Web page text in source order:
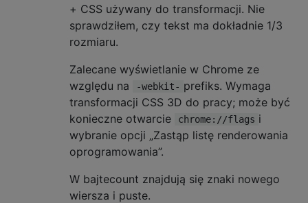
+ CSS używany do transformacji. Nie
sprawdziłem, czy tekst ma dokładnie 1/3
rozmiaru.
Zalecane wyświetlanie w Chrome ze
względu na
-webkit- prefiks. Wymaga
transformacji CSS 3D do pracy; może być
konieczne otwarcie
chrome://flags i
wybranie opcji „Zastąp listę renderowania
oprogramowania”.
W bajtecount znajdują się znaki nowego
wiersza i puste.